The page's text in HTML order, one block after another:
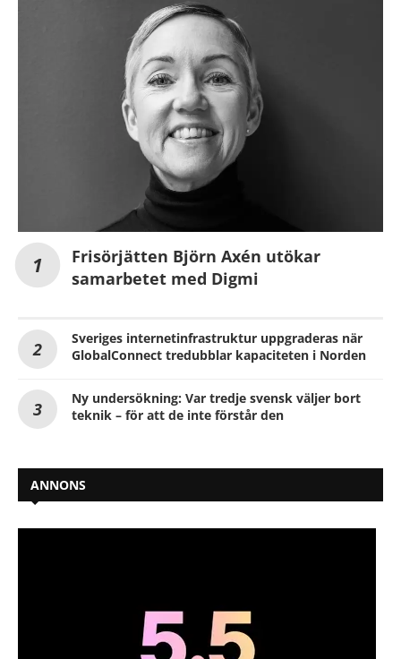
Frisörjätten Björn Axén utökar
samarbetet med Digmi
Sveriges internetinfrastruktur uppgraderas när
GlobalConnect tredubblar kapaciteten i Norden
Ny undersökning: Var tredje svensk väljer bort
teknik – för att de inte förstår den
ANNONS